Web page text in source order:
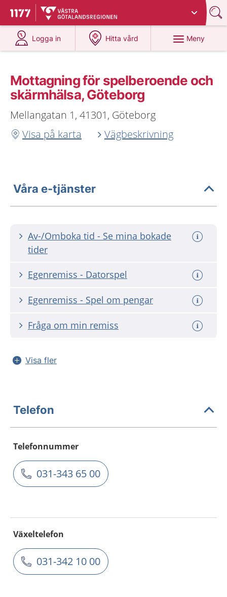
Till startsidan för 1177
Du har valt region
Logga in
på 1177.se
Hitta vård
på 1177.se
Meny
Mottagning för spelberoende och
skärmhälsa, Göteborg
Mellangatan 1, 41301, Göteborg
Visa på karta
Vägbeskrivning
Våra e-tjänster
Av-/Omboka tid - Se mina bokade
tider
Egenremiss - Datorspel
Egenremiss - Spel om pengar
Fråga om min remiss
Visa fler
Telefon
Telefonnummer
031-343 65 00
Växeltelefon
031-342 10 00